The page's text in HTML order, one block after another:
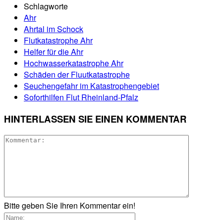
Schlagworte
Ahr
Ahrtal im Schock
Flutkatastrophe Ahr
Helfer für die Ahr
Hochwasserkatastrophe Ahr
Schäden der Fluutkatastrophe
Seuchengefahr im Katastrophengebiet
Soforthilfen Flut Rheinland-Pfalz
HINTERLASSEN SIE EINEN KOMMENTAR
Bitte geben Sie Ihren Kommentar ein!